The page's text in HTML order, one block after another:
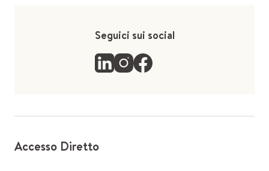
Seguici sui social
Accesso Diretto